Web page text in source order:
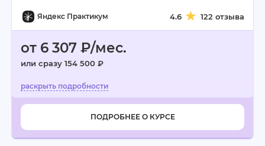
Яндекс Практикум 4.6 122 отзыва
от 6 307 ₽/мес.
или сразу 154 500 ₽
ПОДРОБНЕЕ О КУРСЕ